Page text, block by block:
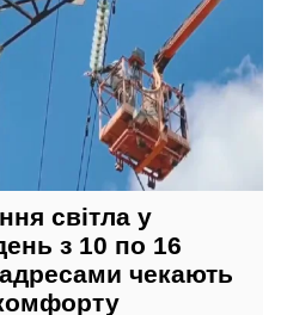
світла у
з 10 по 16
чекають